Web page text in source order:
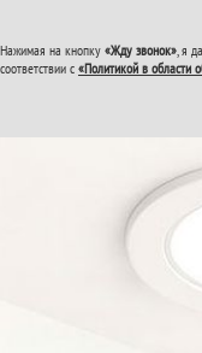
Нажимая на кнопку «Жду звонок», я
соответствии с «Политикой в области